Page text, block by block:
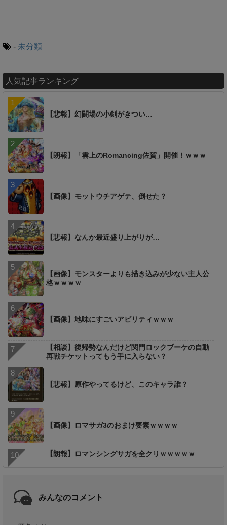
- 未分類
人気記事ランキング
【悲報】幻闘場の小剣がきつい…
【朗報】「雲上のRomancing佐賀」開催！ｗｗｗ
【画像】モットウチアゲテ、倒せた？
【悲報】なんか最近盛り上がりが…
【画像】モンスターよりも描き込みが少ない主人公
格ｗｗｗｗ
【画像】地味にすごいアビリティｗｗｗ
【相談】復帰勢なんだけど関門ロックブーケの自動
再戦チケットってもう手に入らない？
【悲報】原作やってるけど、このキャラ誰？
【画像】ロマサガ3のおまけ要素ｗｗｗｗ
【朗報】ロマンシングサガを全クリｗｗｗｗｗ
みんなのコメント